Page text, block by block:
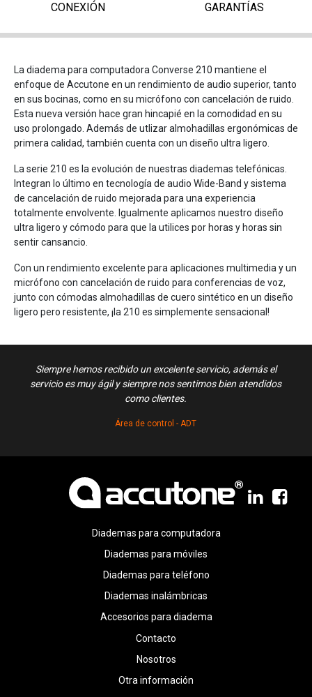
CONEXIÓN GARANTÍAS
La diadema para computadora Converse 210 mantiene el
enfoque de Accutone en un rendimiento de audio superior, tanto
en sus bocinas, como en su micrófono con cancelación de ruido.
Esta nueva versión hace gran hincapié en la comodidad en su
uso prolongado. Además de utlizar almohadillas ergonómicas de
primera calidad, también cuenta con un diseño ultra ligero.
La serie 210 es la evolución de nuestras diademas telefónicas.
Integran lo último en tecnología de audio Wide-Band y sistema
de cancelación de ruido mejorada para una experiencia
totalmente envolvente. Igualmente aplicamos nuestro diseño
ultra ligero y cómodo para que la utilices por horas y horas sin
sentir cansancio.
Con un rendimiento excelente para aplicaciones multimedia y un
micrófono con cancelación de ruido para conferencias de voz,
junto con cómodas almohadillas de cuero sintético en un diseño
ligero pero resistente, ¡la 210 es simplemente sensacional!
Siempre hemos recibido un excelente servicio, además el
servicio es muy ágil y siempre nos sentimos bien atendidos
como clientes.
Área de control - ADT
Diademas para computadora
Diademas para móviles
Diademas para teléfono
Diademas inalámbricas
Accesorios para diadema
Contacto
Nosotros
Otra información